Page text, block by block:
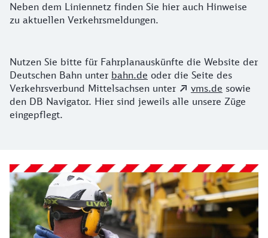
Neben dem Liniennetz finden Sie hier auch Hinweise
zu aktuellen Verkehrsmeldungen.
Fahrplanauskünfte
Nutzen Sie bitte für Fahrplanauskünfte die Website der
Deutschen Bahn unter bahn.de oder die Seite des
Verkehrsverbund Mittelsachsen unter
vms.de sowie
den DB Navigator. Hier sind jeweils alle unsere Züge
eingepflegt.